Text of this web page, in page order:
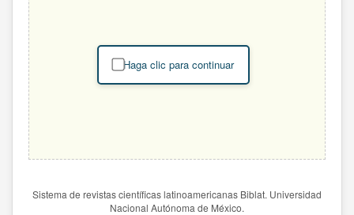
Haga clic para continuar
Sistema de revistas científicas latinoamericanas Biblat. Universidad
Nacional Autónoma de México.